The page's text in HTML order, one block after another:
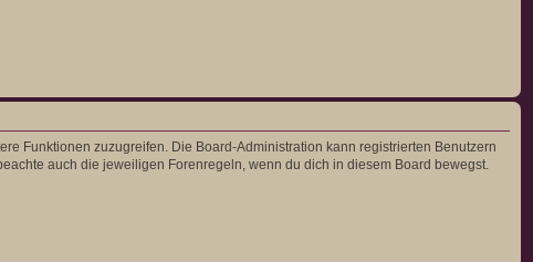
Funktionen zuzugreifen. Die Board-Administration kann registrierten Benutzern
auch die jeweiligen Forenregeln, wenn du dich in diesem Board bewegst.